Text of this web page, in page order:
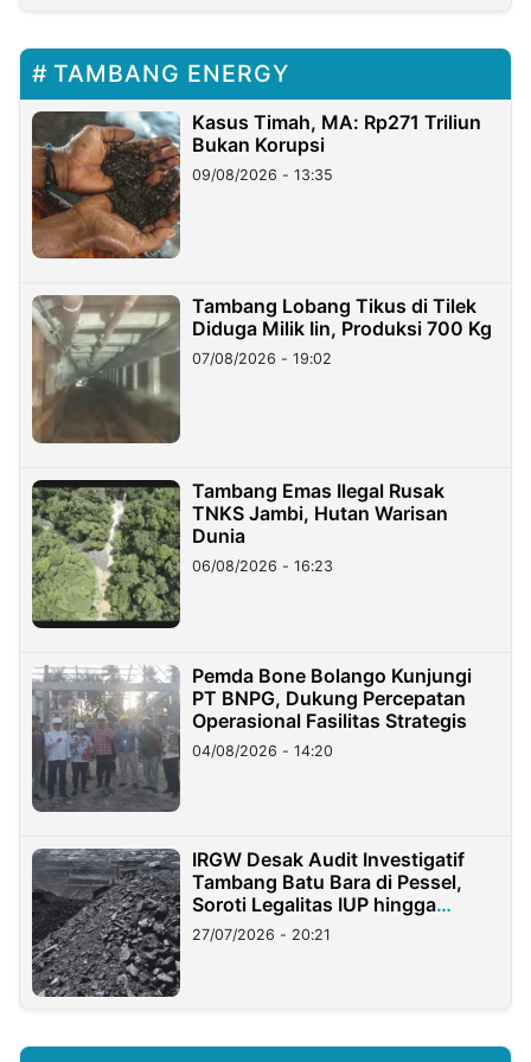
TAMBANG ENERGY
Kasus Timah, MA: Rp271 Triliun
Bukan Korupsi
09/08/2026 - 13:35
Tambang Lobang Tikus di Tilek
Diduga Milik Iin, Produksi 700 Kg
07/08/2026 - 19:02
Tambang Emas Ilegal Rusak
TNKS Jambi, Hutan Warisan
Dunia
06/08/2026 - 16:23
Pemda Bone Bolango Kunjungi
PT BNPG, Dukung Percepatan
Operasional Fasilitas Strategis
04/08/2026 - 14:20
IRGW Desak Audit Investigatif
Tambang Batu Bara di Pessel,
Soroti Legalitas IUP hingga
Stockpile
27/07/2026 - 20:21